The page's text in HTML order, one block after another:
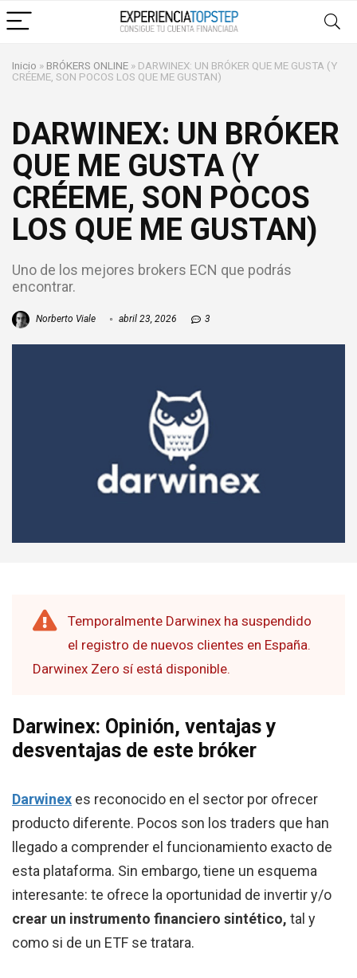
Inicio » BRÓKERS ONLINE » DARWINEX: UN BRÓKER QUE ME GUSTA (Y
CRÉEME, SON POCOS LOS QUE ME GUSTAN)
DARWINEX: UN BRÓKER
QUE ME GUSTA (Y
CRÉEME, SON POCOS
LOS QUE ME GUSTAN)
Uno de los mejores brokers ECN que podrás
encontrar.
Norberto Viale abril 23, 2026 3
Temporalmente Darwinex ha suspendido
el registro de nuevos clientes en España.
Darwinex Zero sí está disponible.
Darwinex: Opinión, ventajas y
desventajas de este bróker
Darwinex es reconocido en el sector por ofrecer
producto diferente. Pocos son los traders que han
llegado a comprender el funcionamiento exacto de
esta plataforma. Sin embargo, tiene un esquema
interesante: te ofrece la oportunidad de invertir y/o
crear un instrumento financiero sintético, tal y
como si de un ETF se tratara.